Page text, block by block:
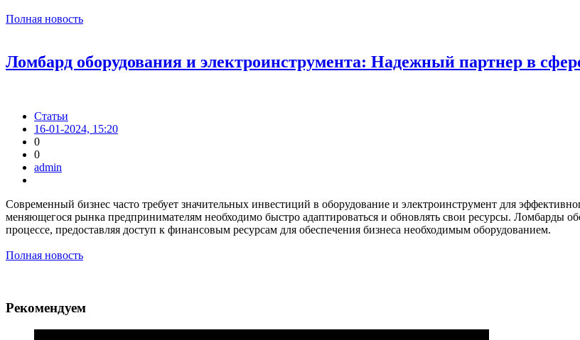
Полная новость
Ломбард оборудования и электроинструмента: Надежный партнер в
Статьи
16-01-2024, 15:20
0
0
admin
Современный бизнес часто требует значительных инвестиций в оборудование и электроинструмент для
меняющегося рынка предпринимателям необходимо быстро адаптироваться и обновлять свои ресурсы. Ломбарды
процессе, предоставляя доступ к финансовым ресурсам для обеспечения бизнеса необходимым оборудованием.
Полная новость
Рекомендуем